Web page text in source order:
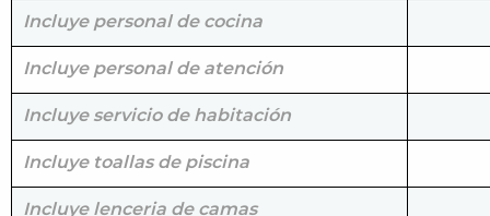
Incluye personal de cocina
Incluye personal de atención
Incluye servicio de habitación
Incluye toallas de piscina
Incluye lenceria de camas